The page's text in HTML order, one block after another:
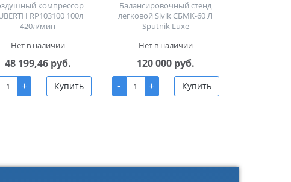
компрессор
RP103100 100л
420л/мин
Нет в наличии
48 199,46 руб.
+ Купить
Балансировочный стенд
легковой Sivik СБМК-60 Л
Sputnik Luxe
Нет в наличии
120 000 руб.
-
+ Купить